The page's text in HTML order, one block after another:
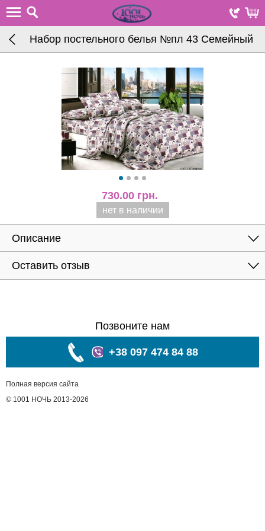
Набор постельного белья №пл 43 Семейный
730.00 грн.
нет в наличии
Описание
Оставить отзыв
Позвоните нам
+38 097 474 84 88
Полная версия сайта
© 1001 НОЧЬ 2013-2026